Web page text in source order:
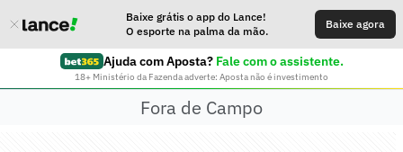
Baixe grátis o app do Lance!
O esporte na palma da mão.
Baixe agora
Ajuda com Aposta? Fale com o assistente.
18+ Ministério da Fazenda adverte: Aposta não é investimento
Fora de Campo